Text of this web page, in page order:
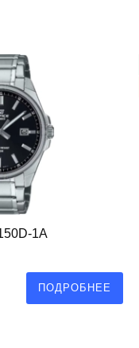
1A
ПОДРОБНЕЕ